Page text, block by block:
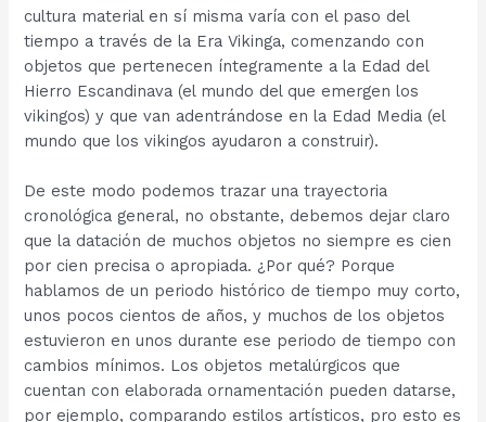
cultura material en sí misma varía con el paso del
tiempo a través de la Era Vikinga, comenzando con
objetos que pertenecen íntegramente a la Edad del
Hierro Escandinava (el mundo del que emergen los
vikingos) y que van adentrándose en la Edad Media (el
mundo que los vikingos ayudaron a construir).
De este modo podemos trazar una trayectoria
cronológica general, no obstante, debemos dejar claro
que la datación de muchos objetos no siempre es cien
por cien precisa o apropiada. ¿Por qué? Porque
hablamos de un periodo histórico de tiempo muy corto,
unos pocos cientos de años, y muchos de los objetos
estuvieron en unos durante ese periodo de tiempo con
cambios mínimos. Los objetos metalúrgicos que
cuentan con elaborada ornamentación pueden datarse,
por ejemplo, comparando estilos artísticos, pro esto es